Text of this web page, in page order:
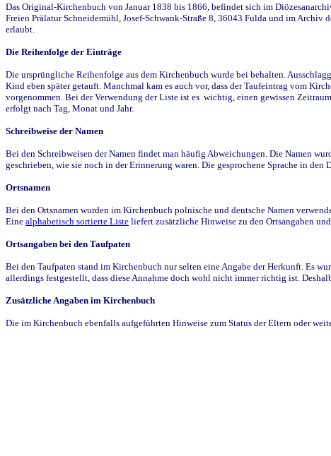
Das Original-Kirchenbuch von Januar 1838 bis 1866, befindet sich im
Freien Prälatur Schneidemühl, Josef-Schwank-Straße 8, 36043 Fulda und im
erlaubt.
Die Reihenfolge der Einträge
Die ursprüngliche Reihenfolge aus dem Kirchenbuch wurde bei behalten.
Kind eben später getauft. Manchmal kam es auch vor, dass der Taufeintrag vom
vorgenommen. Bei der Verwendung der Liste ist es wichtig, einen gewissen
erfolgt nach Tag, Monat und Jahr.
Schreibweise der Namen
Bei den Schreibweisen der Namen findet man häufig Abweichungen. Die Namen
geschrieben, wie sie noch in der Erinnerung waren. Die gesprochene Sprache in
Ortsnamen
Bei den Ortsnamen wurden im Kirchenbuch polnische und deutsche Namen
Eine alphabetisch sortierte Liste liefert zusätzliche Hinweise zu den Ortsangaben
Ortsangaben bei den Taufpaten
Bei den Taufpaten stand im Kirchenbuch nur selten eine Angabe der Herkunft. Es
allerdings festgestellt, dass diese Annahme doch wohl nicht immer richtig ist.
Zusätzliche Angaben im Kirchenbuch
Die im Kirchenbuch ebenfalls aufgeführten Hinweise zum Status der Eltern oder